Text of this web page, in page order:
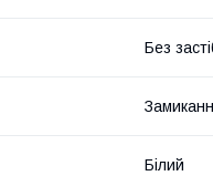
Без
Білий